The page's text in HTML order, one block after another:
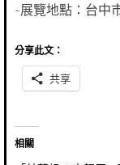
-展覽地點：台中
分享此文：
共享
相關